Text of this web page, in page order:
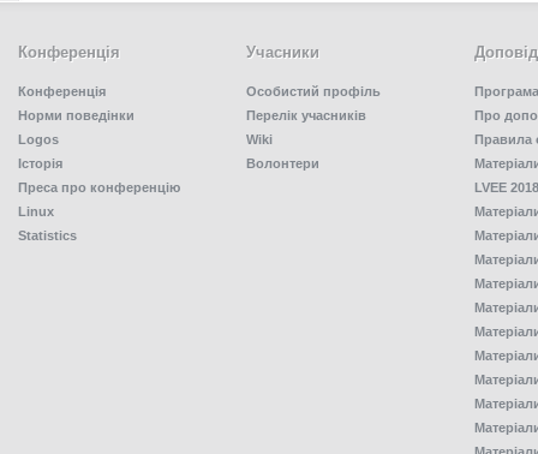
Конференція
Конференція
Норми поведінки
Logos
Історія
Преса про конференцію
Linux
Statistics
Учасники
Особистий профіль
Перелік учасників
Wiki
Волонтери
Про
Правила
LVEE